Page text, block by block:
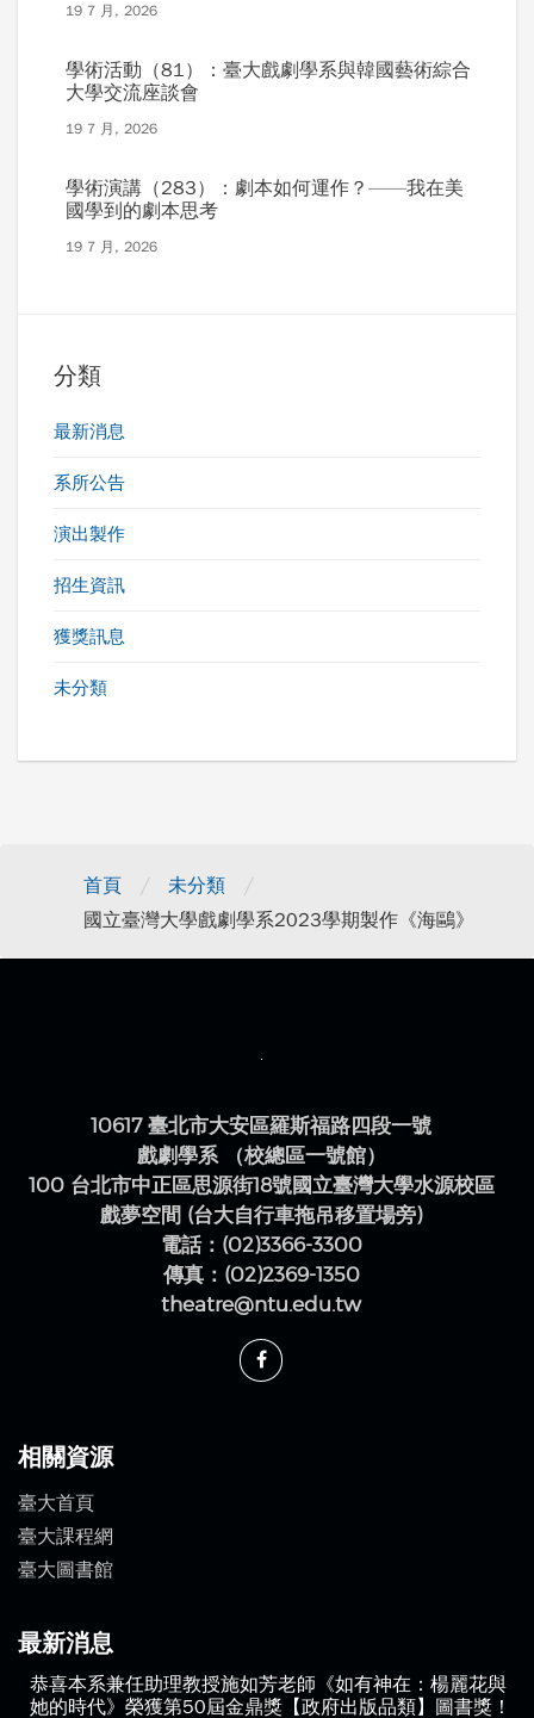
19 7 月, 2026
學術活動（81）：臺大戲劇學系與韓國藝術綜合
大學交流座談會
19 7 月, 2026
學術演講（283）：劇本如何運作？——我在美
國學到的劇本思考
19 7 月, 2026
分類
最新消息
系所公告
演出製作
招生資訊
獲獎訊息
未分類
首頁 / 未分類 /
國立臺灣大學戲劇學系2023學期製作《海鷗》
10617 臺北市大安區羅斯福路四段一號
戲劇學系 （校總區一號館）
100 台北市中正區思源街18號國立臺灣大學水源校區
戲夢空間 (台大自行車拖吊移置場旁)
電話：(02)3366-3300
傳真：(02)2369-1350
theatre@ntu.edu.tw
相關資源
臺大首頁
臺大圖書館